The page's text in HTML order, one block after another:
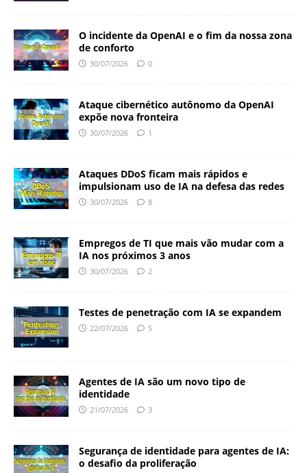
O incidente da OpenAI e o fim da nossa zona
de conforto
30/07/2026 0
Ataque cibernético autônomo da OpenAI
expõe nova fronteira
30/07/2026 1
Ataques DDoS ficam mais rápidos e
impulsionam uso de IA na defesa das redes
30/07/2026 8
Empregos de TI que mais vão mudar com a
IA nos próximos 3 anos
30/07/2026 2
Testes de penetração com IA se expandem
22/07/2026 5
Agentes de IA são um novo tipo de
identidade
21/07/2026 3
Segurança de identidade para agentes de IA:
o desafio da proliferação